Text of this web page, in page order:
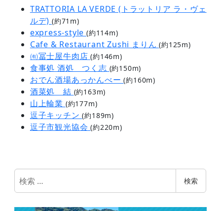
TRATTORIA LA VERDE (トラットリア ラ・ヴェ
ルデ) (約71m)
express-style (約114m)
Cafe & Restaurant Zushi まりん(約125m)
㈲冨士屋牛肉店(約146m)
食事処 酒処 つく志 (約150m)
おでん酒場あっかんべー(約160m)
酒菜処 結 (約163m)
山上輪業 (約177m)
逗子キッチン(約189m)
逗子市観光協会(約220m)
索
検索